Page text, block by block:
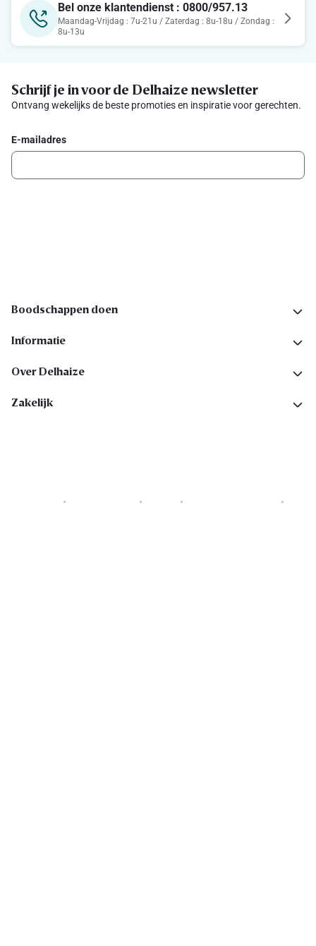
Bel onze klantendienst : 0800/957.13
Maandag-Vrijdag : 7u-21u / Zaterdag : 8u-18u / Zondag :
8u-13u
Schrijf je in voor de Delhaize newsletter
Ontvang wekelijks de beste promoties en inspiratie voor gerechten.
E-mailadres
Boodschappen doen
Informatie
Over Delhaize
Zakelijk